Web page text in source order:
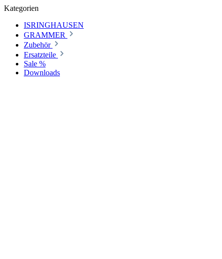
Kategorien
ISRINGHAUSEN
GRAMMER
Zubehör
Ersatzteile
Sale %
Downloads